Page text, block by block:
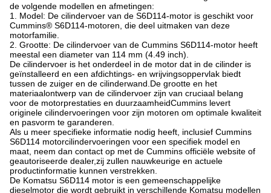
de volgende modellen en afmetingen:
1. Model: De cilindervoer van de S6D114-motor is geschikt voor
Cummins® S6D114-motoren, die deel uitmaken van deze
motorfamilie.
2. Grootte: De cilindervoer van de Cummins S6D114-motor heeft
meestal een diameter van 114 mm (4.49 inch).
De cilindervoer is het onderdeel in de motor dat in de cilinder is
geïnstalleerd en een afdichtings- en wrijvingsoppervlak biedt
tussen de zuiger en de cilinderwand.De grootte en het
materiaalontwerp van de cilindervoer zijn van cruciaal belang
voor de motorprestaties en duurzaamheidCummins levert
originele cilindervoeringen voor zijn motoren om optimale kwaliteit
en pasvorm te garanderen.
Als u meer specifieke informatie nodig heeft, inclusief Cummins
S6D114 motorcilindervoeringen voor een specifiek model en
maat, neem dan contact op met de Cummins officiële website of
geautoriseerde dealer,zij zullen nauwkeurige en actuele
productinformatie kunnen verstrekken.
De Komatsu S6D114 motor is een gemeenschappelijke
dieselmotor die wordt gebruikt in verschillende Komatsu modellen